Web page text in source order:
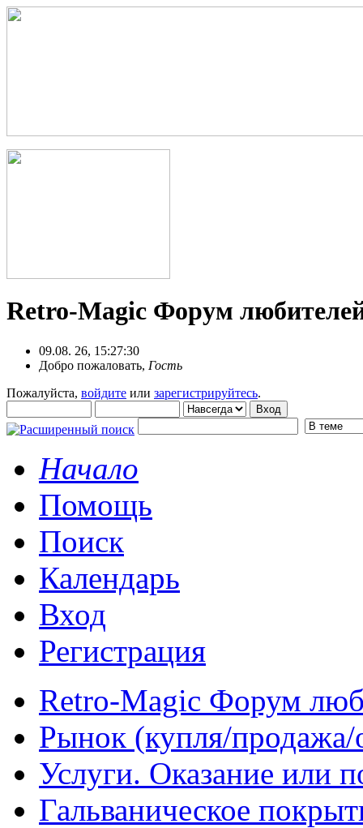
Retro-Magic Форум
09.08. 26, 15:27:30
Добро пожаловать, Гость
Пожалуйста, войдите или зарегистрируйтесь.
Начало
Помощь
Поиск
Календарь
Вход
Регистрация
Retro-Magic Форум
Рынок (купля/продажа/
Услуги. Оказание или
Гальваническое